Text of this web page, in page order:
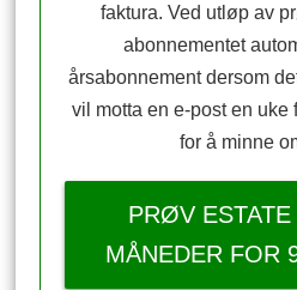
faktura. Ved utløp av
abonnementet
årsabonnement dersom
vil motta en e-post en
for å minne
PRØV
MÅNEDER FOR